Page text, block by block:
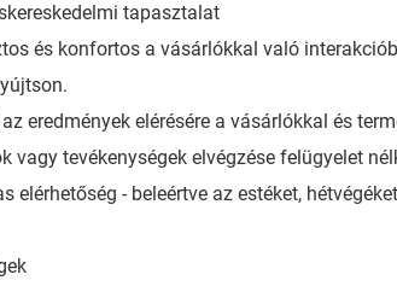
tapasztalat
és konfortos a vásárlókkal való
eredmények elérésére a vásárlókkal és
vagy tevékenységek elvégzése felügyelet
elérhetőség - beleértve az estéket,